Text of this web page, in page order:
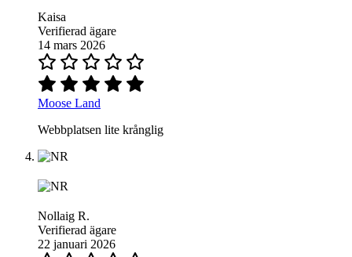
Kaisa
Verifierad ägare
14 mars 2026
Moose Land
Webbplatsen lite krånglig
Nollaig R.
Verifierad ägare
22 januari 2026